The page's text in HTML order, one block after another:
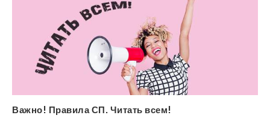
Важно! Правила СП. Читать всем!